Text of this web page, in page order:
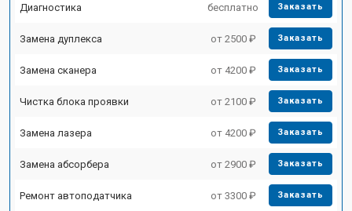
Диагностика бесплатно Заказать
Замена дуплекса от 2500 ₽ Заказать
Замена сканера от 4200 ₽ Заказать
Чистка блока проявки от 2100 ₽ Заказать
Замена лазера от 4200 ₽ Заказать
Замена абсорбера от 2900 ₽ Заказать
Ремонт автоподатчика от 3300 ₽ Заказать